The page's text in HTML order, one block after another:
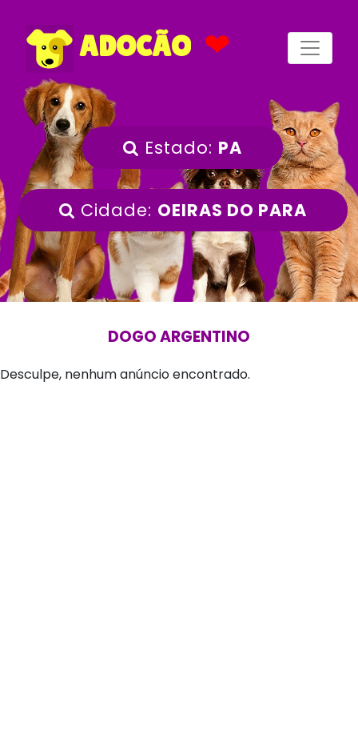
ADOCÃO ❤
Estado: PA
Cidade: OEIRAS DO PARA
DOGO ARGENTINO
Desculpe, nenhum anúncio encontrado.